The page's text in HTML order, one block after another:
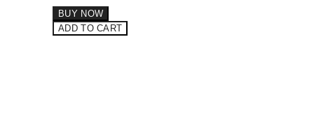
BUY NOW
ADD TO CART